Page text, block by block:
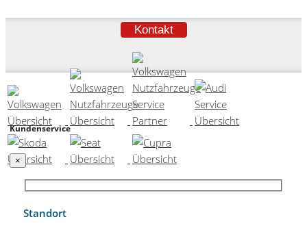
Kontakt
Kundenservice
×
Standort